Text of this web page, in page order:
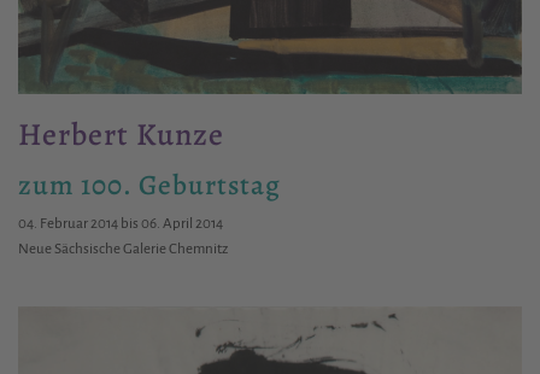
Herbert Kunze
zum 100. Geburtstag
04. Februar 2014 bis 06. April 2014
Neue Sächsische Galerie Chemnitz